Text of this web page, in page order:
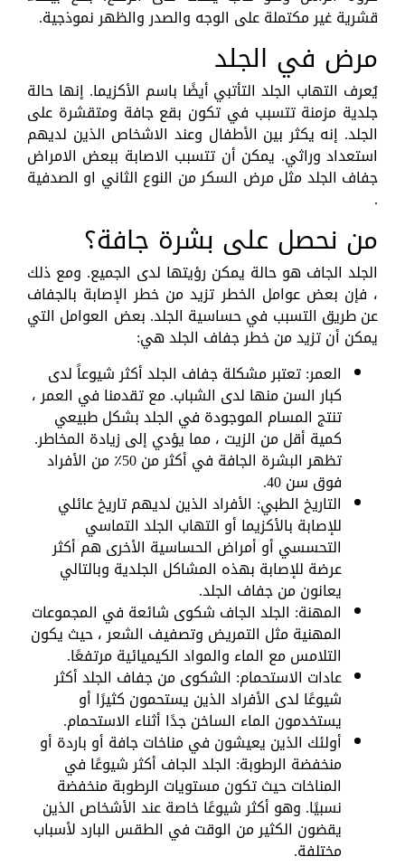
قشرية غير مكتملة على الوجه والصدر والظهر نموذجية.
مرض في الجلد
يُعرف التهاب الجلد التأتبي أيضًا باسم الأكزيما. إنها حالة
جلدية مزمنة تتسبب في تكون بقع جافة ومتقشرة على
الجلد. إنه يكثر بين الأطفال وعند الاشخاص الذين لديهم
استعداد وراثي. يمكن أن تتسبب الاصابة ببعض الامراض
جفاف الجلد مثل مرض السكر من النوع الثاني او الصدفية
.
من نحصل على بشرة جافة؟
الجلد الجاف هو حالة يمكن رؤيتها لدى الجميع. ومع ذلك
، فإن بعض عوامل الخطر تزيد من خطر الإصابة بالجفاف
عن طريق التسبب في حساسية الجلد. بعض العوامل التي
يمكن أن تزيد من خطر جفاف الجلد هي:
العمر: تعتبر مشكلة جفاف الجلد أكثر شيوعاً لدى
كبار السن منها لدى الشباب. مع تقدمنا ​​في العمر ،
تنتج المسام الموجودة في الجلد بشكل طبيعي
كمية أقل من الزيت ، مما يؤدي إلى زيادة المخاطر.
تظهر البشرة الجافة في أكثر من 50٪ من الأفراد
فوق سن 40.
التاريخ الطبي: الأفراد الذين لديهم تاريخ عائلي
للإصابة بالأكزيما أو التهاب الجلد التماسي
التحسسي أو أمراض الحساسية الأخرى هم أكثر
عرضة للإصابة بهذه المشاكل الجلدية وبالتالي
يعانون من جفاف الجلد.
المهنة: الجلد الجاف شكوى شائعة في المجموعات
المهنية مثل التمريض وتصفيف الشعر ، حيث يكون
التلامس مع الماء والمواد الكيميائية مرتفعًا.
عادات الاستحمام: الشكوى من جفاف الجلد أكثر
شيوعًا لدى الأفراد الذين يستحمون كثيرًا أو
يستخدمون الماء الساخن جدًا أثناء الاستحمام.
أولئك الذين يعيشون في مناخات جافة أو باردة أو
منخفضة الرطوبة: الجلد الجاف أكثر شيوعًا في
المناخات حيث تكون مستويات الرطوبة منخفضة
نسبيًا. وهو أكثر شيوعًا خاصة عند الأشخاص الذين
يقضون الكثير من الوقت في الطقس البارد لأسباب
مختلفة.